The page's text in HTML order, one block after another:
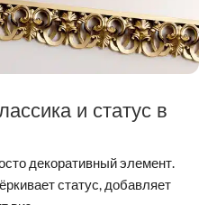
и статус в
декоративный элемент.
статус, добавляет